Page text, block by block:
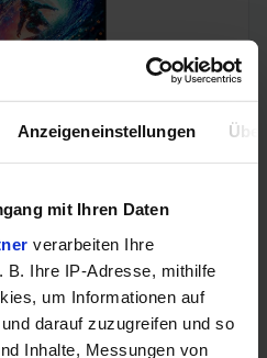
Anzeigeneinstellungen
mit Ihren Daten
verarbeiten Ihre
B. Ihre IP-Adresse, mithilfe
um Informationen auf
darauf zuzugreifen und so
Inhalte, Messungen von
99% DCI-P3)